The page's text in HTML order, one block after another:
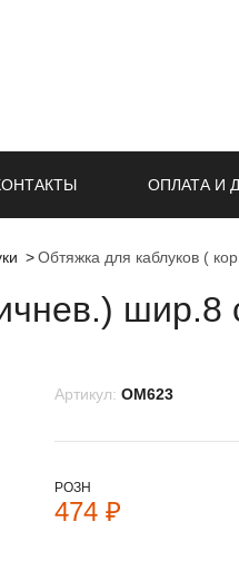
ОПЛАТА И
Обтяжка для каблуков (
шир.8
Артикул: OM623
РОЗН
474 ₽